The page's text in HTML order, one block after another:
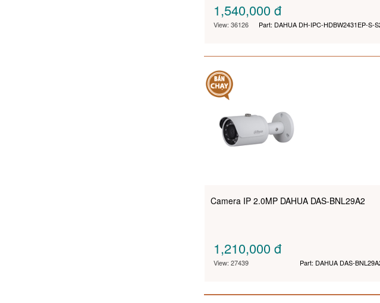
1,540,000đ
View: 36126 Part: DAHUA DH-IPC-HDBW2431EP-S-
Camera IP 2.0MP DAHUA DAS-BNL29A2
1,210,000đ
View: 27439 Part: DAHUA DAS-